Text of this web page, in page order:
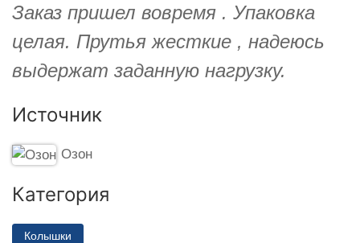
Заказ пришел вовремя . Упаковка
целая. Прутья жесткие , надеюсь
выдержат заданную нагрузку.
Источник
Озон
Категория
Колышки